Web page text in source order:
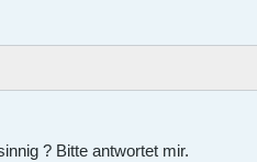
? Bitte antwortet mir.